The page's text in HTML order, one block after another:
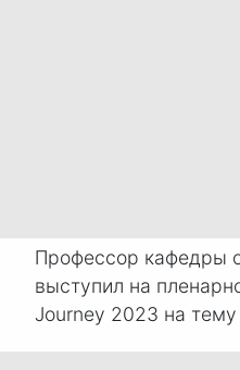
Профессор кафедры
выступил на
Journey 2023 на